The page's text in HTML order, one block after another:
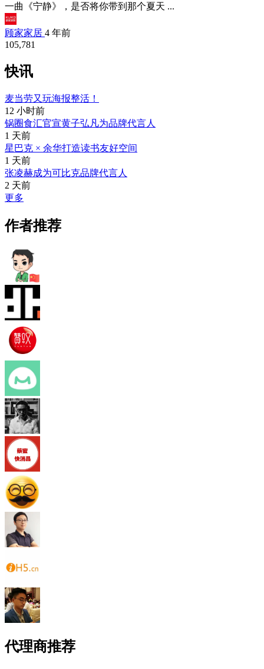
一曲《宁静》，是否将你带到那个夏天 ...
顾家家居 4 年前
105,781
快讯
麦当劳又玩海报整活！
12 小时前
锅圈食汇官宣黄子弘凡为品牌代言人
1 天前
星巴克 × 余华打造读书友好空间
1 天前
张凌赫成为可比克品牌代言人
2 天前
更多
作者推荐
代理商推荐